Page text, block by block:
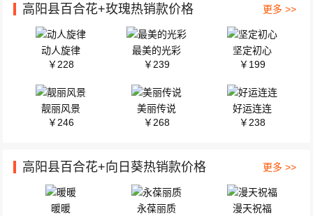
高阳县百合花+玫瑰热销款价格 更多 >>
动人旋律
￥228
最美的光彩
￥239
坚定初心
￥199
靓丽风景
￥246
美丽传说
￥268
好运连连
￥238
高阳县百合花+向日葵热销款价格 更多 >>
暖暖
永葆丽质
漫天祝福